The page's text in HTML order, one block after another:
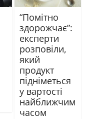
“Помітно
здорожчає”:
експерти
розповіли,
який
продукт
підніметься
у вартості
найближчим
часом